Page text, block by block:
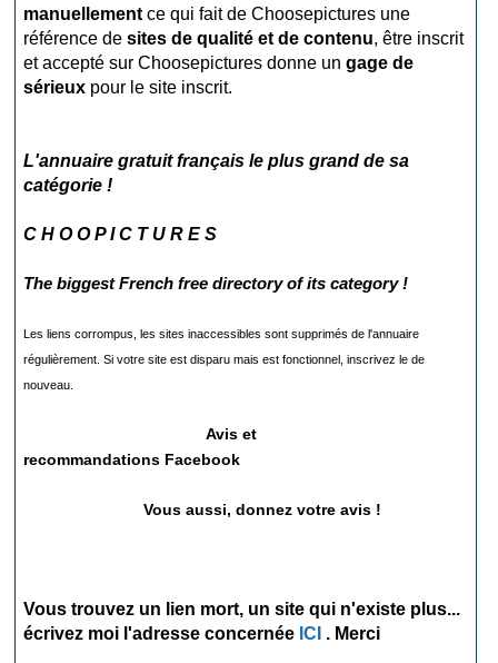
manuellement ce qui fait de Choosepictures une
référence desites de qualité et de contenu, être inscrit
et accepté sur Choosepictures donne ungage de
sérieux pour le site inscrit.
L'annuaire gratuit français le plus grand de sa
catégorie !
C H O O P I C T U R E S
The biggest French free directory of its category !
Les liens corrompus, les sites inaccessibles sont supprimés de l'annuaire
régulièrement. Si votre site est disparu mais est fonctionnel, inscrivez le de
nouveau.
Avis et
recommandations Facebook
Vous aussi, donnez votre avis !
Vous trouvez un lien mort, un site qui n'existe plus...
écrivez moi l'adresse concernée ICI . Merci